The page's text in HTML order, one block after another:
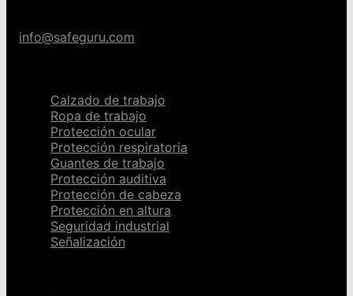
info@safeguru.com
Calzado de trabajo
Ropa de trabajo
Protección ocular
Protección respiratoria
Guantes de trabajo
Protección auditiva
Protección de cabeza
Protección en altura
Seguridad industrial
Señalización